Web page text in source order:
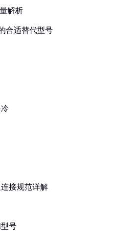
解析
合适替代型号
接规范详解
号